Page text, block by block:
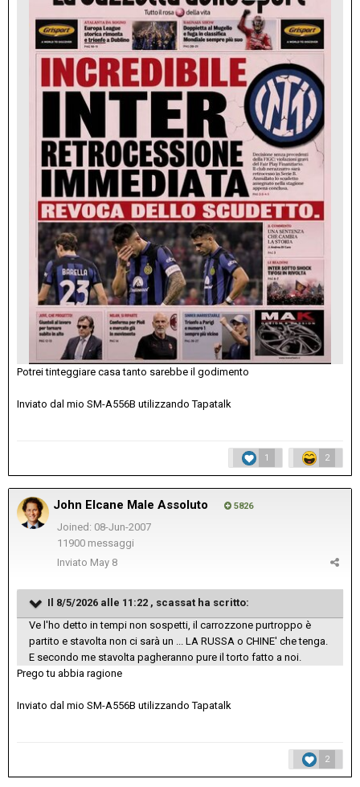
Potrei tinteggiare casa tanto sarebbe il godimento
Inviato dal mio SM-A556B utilizzando Tapatalk
1 2
John Elcane Male Assoluto 5826
Joined: 08-Jun-2007
11900 messaggi
Inviato May 8
Il 8/5/2026 alle 11:22 , scassat ha scritto:
Ve l'ho detto in tempi non sospetti, il carrozzone purtroppo è
partito e stavolta non ci sarà un ... LA RUSSA o CHINE' che tenga.
E secondo me stavolta pagheranno pure il torto fatto a noi.
Prego tu abbia ragione
Inviato dal mio SM-A556B utilizzando Tapatalk
2